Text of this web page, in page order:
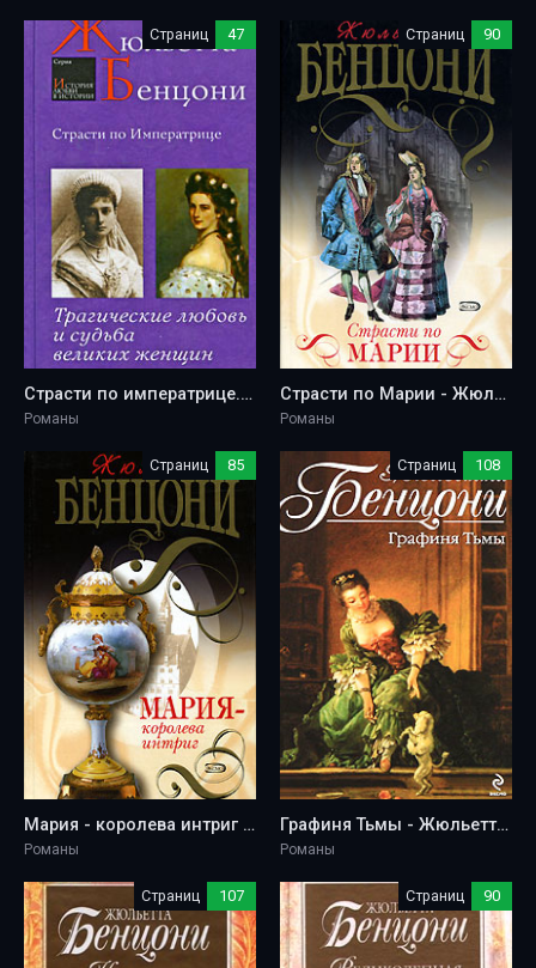
Страниц 47
Страсти по императрице. Трагические любовь и судьба великих женщин - Жюльетта Бенцони
Романы
Страниц 90
Страсти по Марии - Жюльетта Бенцони
Романы
Страниц 85
Мария - королева интриг - Жюльетта Бенцони
Романы
Страниц 108
Графиня Тьмы - Жюльетта Бенцони
Романы
Страниц 107 Страниц 90